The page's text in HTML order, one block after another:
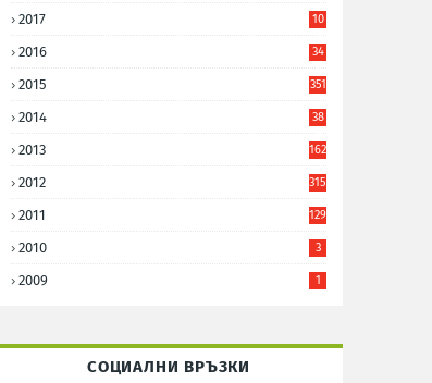
2017
10
2016
34
2015 351
2014
38
2013 162
2012 315
2011 129
2010 3
2009 1
СОЦИАЛНИ ВРЪЗКИ